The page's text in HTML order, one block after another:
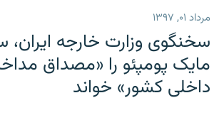
مرداد ۰۱, ۱۳۹۷
سخنگوی وزارت خارجه ایران،
مایک پومپئو را «مصداق
داخلی کشور» خواند